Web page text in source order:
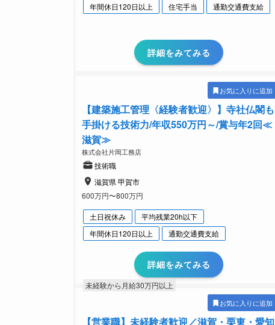
年間休日120日以上
住宅手当 通勤交通費支給
詳細をみてみる
お気に入りに追加
【建築施工管理〈経験者歓迎〉】寺社仏閣も
手掛ける技術力/年収550万円～/賞与年2回≪
滋賀≫
株式会社片岡工務店
技術職
滋賀県 甲賀市
600万円〜800万円
土日祝休み
平均残業20h以下
年間休日120日以上
通勤交通費支給
詳細をみてみる
未経験から月給30万円以上
お気に入りに追加
【営業職】未経験者歓迎／滋賀・栗東・愛知